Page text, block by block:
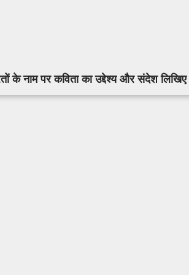
के नाम पर कविता का उद्देश्य और संदेश लिखिए